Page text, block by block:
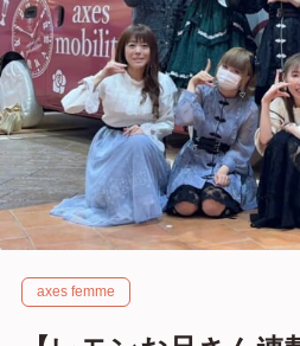
axes femme